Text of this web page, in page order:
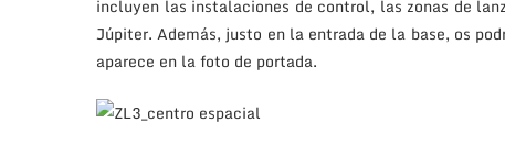
incluyen las instalaciones de control, las zonas de
Júpiter. Además, justo en la entrada de la base, os
aparece en la foto de portada.